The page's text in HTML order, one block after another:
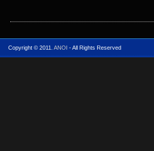
Copyright © 2011. ANOI - All Rights Reserved